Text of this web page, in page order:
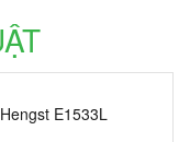
E1533L